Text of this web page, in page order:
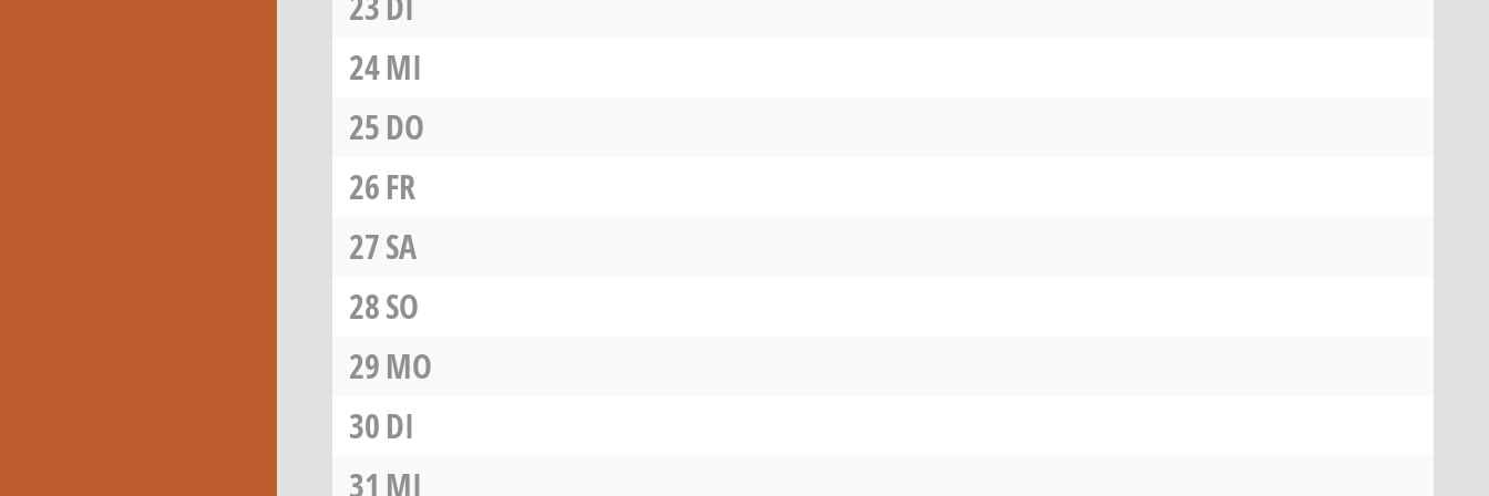
24MI
25DO
26FR
27SA
28SO
29MO
30DI
31 MI